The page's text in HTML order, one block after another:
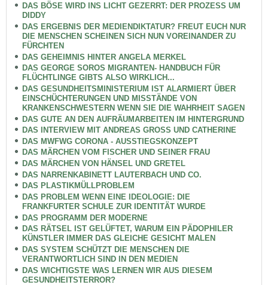
DAS BÖSE WIRD INS LICHT GEZERRT: DER PROZESS UM
DIDDY
DAS ERGEBNIS DER MEDIENDIKTATUR? FREUT EUCH NUR
DIE MENSCHEN SCHEINEN SICH NUN VOREINANDER ZU
FÜRCHTEN
DAS GEHEIMNIS HINTER ANGELA MERKEL
DAS GEORGE SOROS MIGRANTEN- HANDBUCH FÜR
FLÜCHTLINGE GIBTS ALSO WIRKLICH...
DAS GESUNDHEITSMINISTERIUM IST ALARMIERT ÜBER
EINSCHÜCHTERUNGEN UND MISSTÄNDE VON
KRANKENSCHWESTERN WENN SIE DIE WAHRHEIT SAGEN
DAS GUTE AN DEN AUFRÄUMARBEITEN IM HINTERGRUND
DAS INTERVIEW MIT ANDREAS GROSS UND CATHERINE
DAS MWFWG CORONA - AUSSTIEGSKONZEPT
DAS MÄRCHEN VOM FISCHER UND SEINER FRAU
DAS MÄRCHEN VON HÄNSEL UND GRETEL
DAS NARRENKABINETT LAUTERBACH UND CO.
DAS PLASTIKMÜLLPROBLEM
DAS PROBLEM WENN EINE IDEOLOGIE: DIE
FRANKFURTER SCHULE ZUR IDENTITÄT WURDE
DAS PROGRAMM DER MODERNE
DAS RÄTSEL IST GELÜFTET, WARUM EIN PÄDOPHILER
KÜNSTLER IMMER DAS GLEICHE GESICHT MALEN
DAS SYSTEM SCHÜTZT DIE MENSCHEN DIE
VERANTWORTLICH SIND IN DEN MEDIEN
DAS WICHTIGSTE WAS LERNEN WIR AUS DIESEM
GESUNDHEITSTERROR?